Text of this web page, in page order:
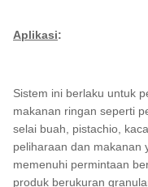
Aplikasi:
Sistem ini berlaku untuk
makanan ringan seperti
selai buah, pistachio,
peliharaan dan makanan
memenuhi permintaan
produk berukuran